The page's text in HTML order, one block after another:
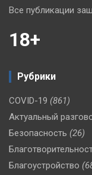
Все публикации
18+
Рубрики
COVID-19 (861)
Актуальный
Безопасность (26)
Благоустройство